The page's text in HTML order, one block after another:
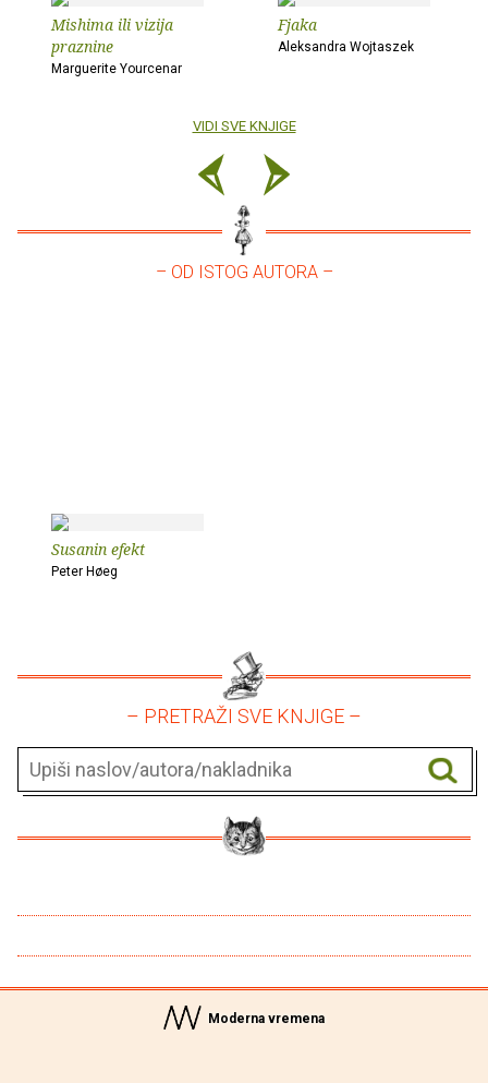
Mishima ili vizija
praznine
Marguerite Yourcenar
Fjaka
Aleksandra Wojtaszek
VIDI SVE KNJIGE
– OD ISTOG AUTORA –
Susanin efekt
Peter Høeg
– PRETRAŽI SVE KNJIGE –
Moderna vremena